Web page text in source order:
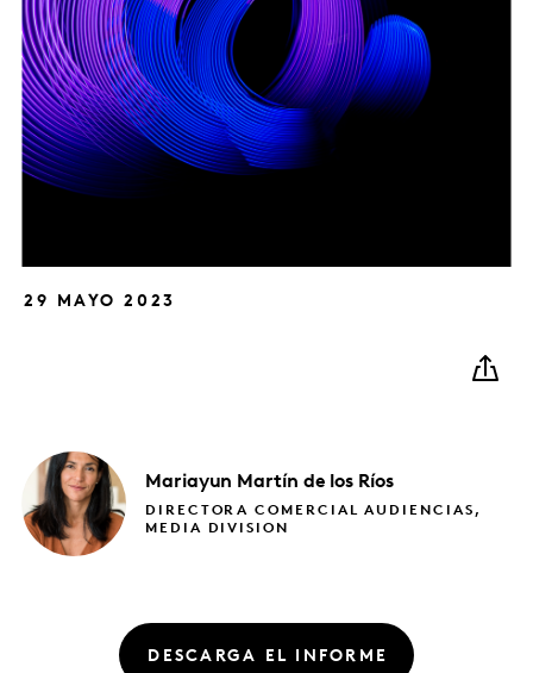
29 MAYO 2023
Mariayun Martín de los Ríos
DIRECTORA COMERCIAL AUDIENCIAS,
MEDIA DIVISION
DESCARGA EL INFORME